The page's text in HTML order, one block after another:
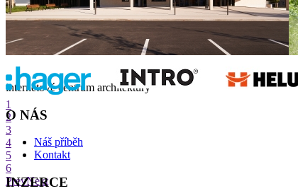
1
2
3
4
5
6
PrevNext
internetové centrum architektury
O NÁS
Náš příběh
Kontakt
INZERCE